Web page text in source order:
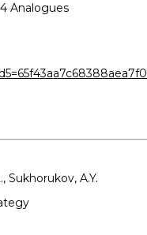
Analogues
Sukhorukov, A.Y.